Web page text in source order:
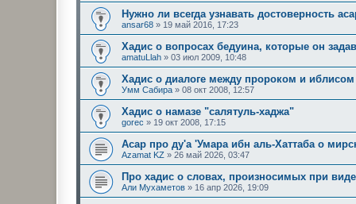
Нужно ли всегда узнавать достоверность
ansar68 » 19 май 2016, 17:23
Хадис о вопросах бедуина, которые он
amatuLlah » 03 июл 2009, 10:48
Хадис о диалоге между пророком и иблисом
Умм Сабира » 08 окт 2008, 12:57
Хадис о намазе "салятуль-хаджа"
gorec » 19 окт 2008, 17:15
Асар про ду'а 'Умара ибн аль-Хаттаба о
Azamat KZ » 26 май 2026, 03:47
Про хадис о словах, произносимых при
Али Мухаметов » 16 апр 2026, 19:09